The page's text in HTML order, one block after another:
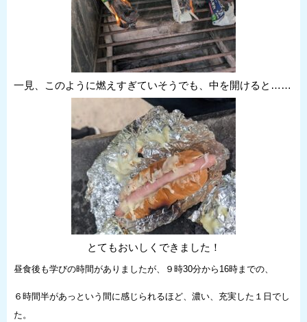
一見、このように燃えすぎていそうでも、中を開けると……
とてもおいしくできました！
昼食後も学びの時間がありましたが、９時30分から16時までの、
６時間半があっという間に感じられるほど、濃い、充実した１日でし
た。